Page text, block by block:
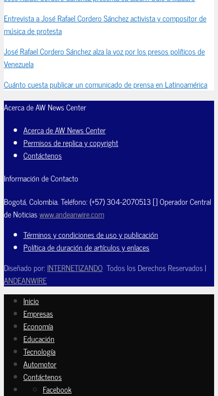
Entrevista a José Rafael Cordero Sánchez activista y compositor de
música de protesta
José Rafael Cordero Sánchez alza la voz por los presos políticos de
Venezuela
Cuánto cuesta publicar un comunicado de prensa en Latinoamérica
Acerca de AW News Center
Acerca de AW News Center
Permisos de replica y copyright
Contáctenos
Información de Contacto
Bogotá, Colombia. Teléfono: (+57) 304-2070513 [] Operador Central
de Noticiaswww.andeanwire.com
Términos y condiciones de uso y publicación
Política de duración de artículos y enlaces
Diseñado por: INTERNETIZANDO Todos los Derechos Reservados |
ANDEANWIRE
Inicio
Empresas
Economía
Educación
Tecnología
Automotor
Contáctenos
Facebook